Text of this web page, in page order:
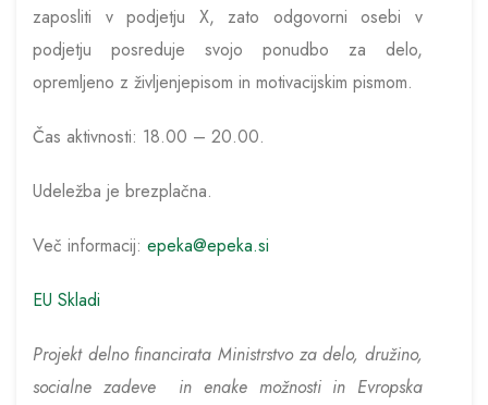
zaposliti v podjetju X, zato odgovorni osebi v
podjetju posreduje svojo ponudbo za delo,
opremljeno z življenjepisom in motivacijskim pismom.
Čas aktivnosti: 18.00 – 20.00.
Udeležba je brezplačna.
Več informacij: epeka@epeka.si
EU Skladi
Projekt delno financirata Ministrstvo za delo, družino,
socialne zadeve in enake možnosti in Evropska